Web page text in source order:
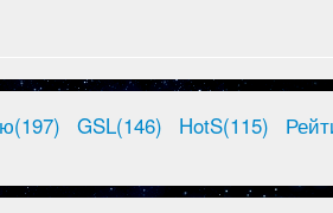
GSL(146) HotS(115)